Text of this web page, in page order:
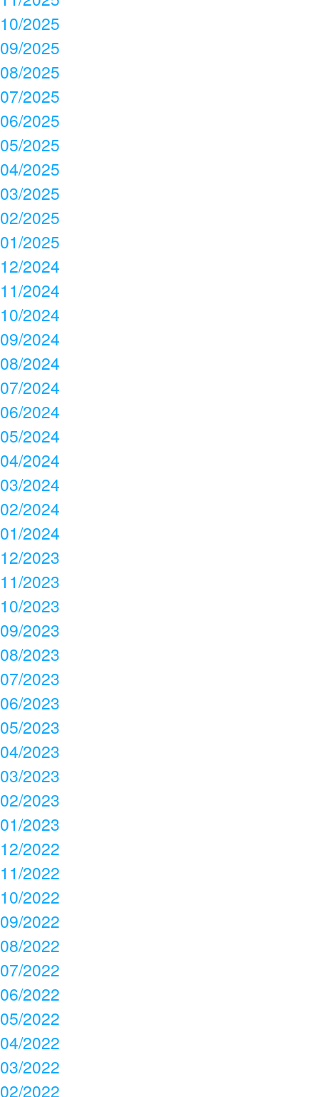
10/2025
09/2025
08/2025
07/2025
06/2025
05/2025
04/2025
03/2025
02/2025
01/2025
12/2024
11/2024
10/2024
09/2024
08/2024
07/2024
06/2024
05/2024
04/2024
03/2024
02/2024
01/2024
12/2023
11/2023
10/2023
09/2023
08/2023
07/2023
06/2023
05/2023
04/2023
03/2023
02/2023
01/2023
12/2022
11/2022
10/2022
09/2022
08/2022
07/2022
06/2022
05/2022
04/2022
03/2022
02/2022